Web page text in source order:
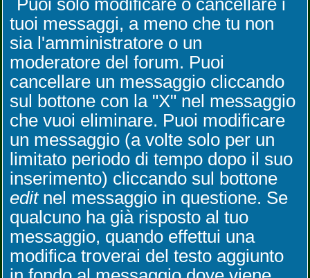
Puoi solo modificare o cancellare i
tuoi messaggi, a meno che tu non
sia l'amministratore o un
moderatore del forum. Puoi
cancellare un messaggio cliccando
sul bottone con la "X" nel messaggio
che vuoi eliminare. Puoi modificare
un messaggio (a volte solo per un
limitato periodo di tempo dopo il suo
inserimento) cliccando sul bottone
editnel messaggio in questione. Se
qualcuno ha già risposto al tuo
messaggio, quando effettui una
modifica troverai del testo aggiunto